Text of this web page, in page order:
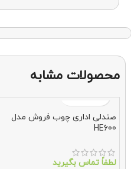
محصولات مشابه
صندلی اداری چوب فروش مدل
HE600
لطفاً تماس بگیرید